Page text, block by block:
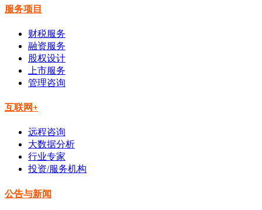
服务项目
财税服务
融资服务
股权设计
上市服务
管理咨询
互联网+
远程咨询
大数据分析
行业专家
投资/服务机构
公告与新闻